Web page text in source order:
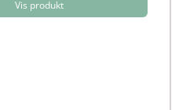
Vis produkt